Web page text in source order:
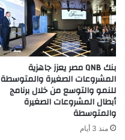
بنك QNB مصر يعزز جاهزية
المشروعات الصغيرة والمتوسطة
للنمو والتوسع من خلال برنامج
أبطال المشروعات الصغيرة
والمتوسطة
منذ 3 أيام